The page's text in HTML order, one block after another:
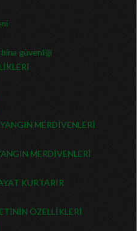
güvenliği
MERDİVENLERİ
MERDİVENLERİ
KURTARIR
ÖZELLİKLERİ